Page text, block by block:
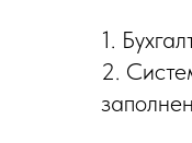
1.
2.